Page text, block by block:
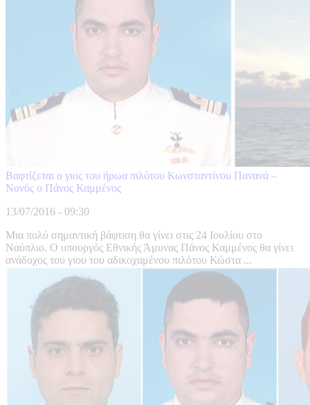
Βαφτίζεται ο γιος του ήρωα πιλότου Κωνσταντίνου Πανανά –
Νονός ο Πάνος Καμμένος
13/07/2016 - 09:30
Μια πολύ σημαντική βάφτιση θα γίνει στις 24 Ιουλίου στο
Ναύπλιο. Ο υπουργός Εθνικής Άμυνας Πάνος Καμμένος θα γίνει
ανάδοχος του γιου του αδικοχαμένου πιλότου Κώστα ...